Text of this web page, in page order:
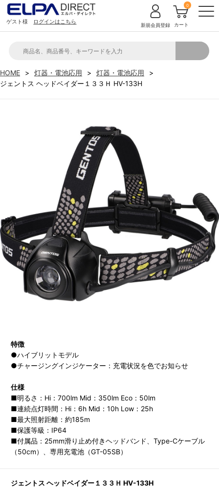
ゲスト様 ログインはこちら 新規会員登録 カート
0
HOME 灯器・電池応用
灯器・電池応用
ジェントス ヘッドベイダー１３３Ｈ HV-133H
特徴
●ハイブリットモデル
●チャージングインジケーター：充電状況を色でお知らせ
仕様
■明るさ：Hi：700lm Mid：350lm Eco：50lm
■連続点灯時間：Hi：6h Mid：10h Low：25h
■最大照射距離：約185m
■保護等級：IP64
■付属品：25mm滑り止め付きヘッドバンド、Type-Cケーブル
（50cm）、専用充電池（GT-05SB）
ジェントス ヘッドベイダー１３３Ｈ HV-133H